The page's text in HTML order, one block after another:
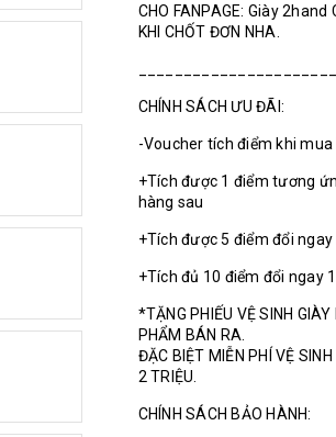
CHO FANPAGE: Giày
KHI CHỐT ĐƠN NHA.
CHÍNH SÁCH ƯU ĐÃI:
-Voucher tích điểm khi
+Tích được 1 điểm tương
hàng sau
+Tích được 5 điểm đổi
+Tích đủ 10 điểm đổi ngay
*TẶNG PHIẾU VỆ SINH
PHẨM BÁN RA.
ĐẶC BIỆT MIỄN PHÍ VỆ
2 TRIỆU.
CHÍNH SÁCH BẢO HÀNH: